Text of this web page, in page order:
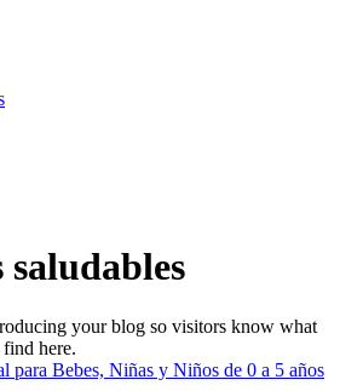
your blog so visitors know what
here.